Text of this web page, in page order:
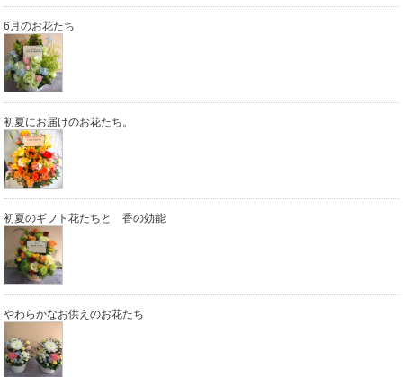
6月のお花たち
初夏にお届けのお花たち。
初夏のギフト花たちと 香の効能
やわらかなお供えのお花たち